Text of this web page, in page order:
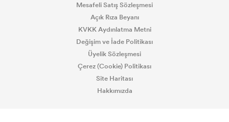
Mesafeli Satış Sözleşmesi
Açık Rıza Beyanı
KVKK Aydınlatma Metni
Değişim ve İade Politikası
Üyelik Sözleşmesi
Çerez (Cookie) Politikası
Site Haritası
Hakkımızda